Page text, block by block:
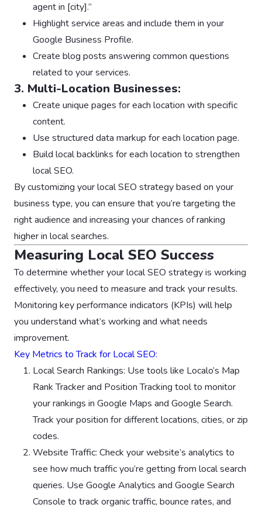
agent in [city].”
Highlight service areas and include them in your
Google Business Profile.
Create blog posts answering common questions
related to your services.
3. Multi-Location Businesses:
Create unique pages for each location with specific
content.
Use structured data markup for each location page.
Build local backlinks for each location to strengthen
local SEO.
By customizing your local SEO strategy based on your
business type, you can ensure that you’re targeting the
right audience and increasing your chances of ranking
higher in local searches.
Measuring Local SEO Success
To determine whether your local SEO strategy is working
effectively, you need to measure and track your results.
Monitoring key performance indicators (KPIs) will help
you understand what’s working and what needs
improvement.
Key Metrics to Track for Local SEO:
Local Search Rankings: Use tools like Localo’s Map
Rank Tracker and Position Tracking tool to monitor
your rankings in Google Maps and Google Search.
Track your position for different locations, cities, or zip
codes.
Website Traffic: Check your website’s analytics to
see how much traffic you’re getting from local search
queries. Use Google Analytics and Google Search
Console to track organic traffic, bounce rates, and